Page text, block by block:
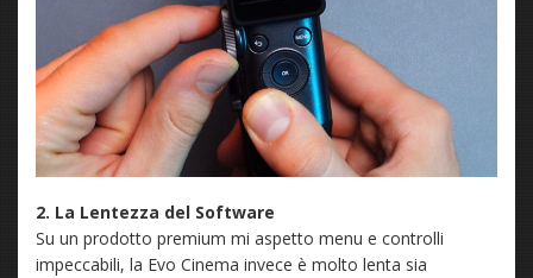
2. La Lentezza del Software
Su un prodotto premium mi aspetto menu e controlli
impeccabili, la Evo Cinema invece è molto lenta sia